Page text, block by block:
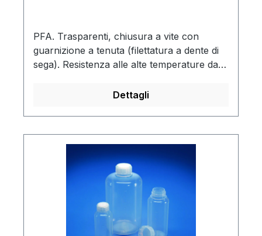
PFA. Trasparenti, chiusura a vite con
guarnizione a tenuta (filettatura a dente di
sega). Resistenza alle alte temperature da
bar) secondo la norma DIN EN 285.
Dettagli